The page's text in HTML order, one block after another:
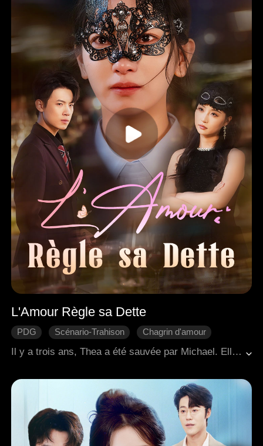
L'Amour Règle sa Dette
PDG Scénario-Trahison
Chagrin d'amour
Romance moderne
Il y a trois ans, Thea a été sauvée par Michael. Elle a travaillé pour le soutenir, a économisé pour son opération chirurgicale et est tombée amoureuse. Ignorante du fait que cela n'était qu'un pari perdu de sa part, Michael a profité d'une fille pauvre en la faisant subvenir à ses besoins. Lorsque la vérité a éclaté, Thea a mis fin à leur relation. Déchiré entre sa fierté et son désir, Michael l'a harcelée pour qu'elle revienne. Le frère adoptif de Thea, Josh, se souciait sincèrement d'elle, ce qui a suscité la jalousie de Michael. La fiancée de Michael, consumée par l'envie, a organisé un accident de voiture pour tuer Thea. Les deux hommes sont venus à son secours, mais Josh avait besoin d'une transplantation cardiaque pour survivre. Thea a juré de mourir avec Josh s'il ne s'en sortait pas. Réalisant qu'il l'avait perdue pour toujours, Michael a donné son propre cœur pour sauver Josh, lui permettant de rester avec Thea pour la vie.